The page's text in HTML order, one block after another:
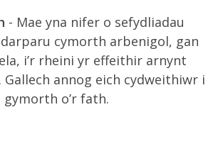
- Mae yna nifer o sefydliadau
darparu cymorth arbenigol, gan
i’r rheini yr effeithir arnynt
Gallech annog eich cydweithiwr i
o’r fath.